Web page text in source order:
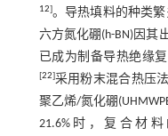
12]。导热填料的种类
六方氮化硼(h-BN)因其
已成为制备导热绝缘
[22]采用粉末混合热压
聚乙烯/氮化硼
21.6%时，复合材